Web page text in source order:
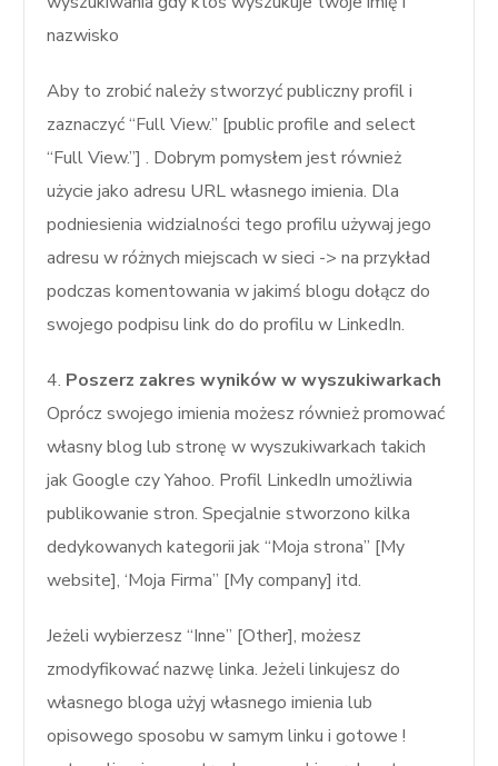
nazwisko
Aby to zrobić należy stworzyć publiczny profil i
zaznaczyć “Full View.” [public profile and select
“Full View.”] . Dobrym pomysłem jest również
użycie jako adresu URL własnego imienia. Dla
podniesienia widzialności tego profilu używaj jego
adresu w różnych miejscach w sieci -> na przykład
podczas komentowania w jakimś blogu dołącz do
swojego podpisu link do do profilu w LinkedIn.
4. Poszerz zakres wyników w wyszukiwarkach
Oprócz swojego imienia możesz również promować
własny blog lub stronę w wyszukiwarkach takich
jak Google czy Yahoo. Profil LinkedIn umożliwia
publikowanie stron. Specjalnie stworzono kilka
dedykowanych kategorii jak “Moja strona” [My
website], ‘Moja Firma” [My company] itd.
Jeżeli wybierzesz “Inne” [Other], możesz
zmodyfikować nazwę linka. Jeżeli linkujesz do
własnego bloga użyj własnego imienia lub
opisowego sposobu w samym linku i gotowe !